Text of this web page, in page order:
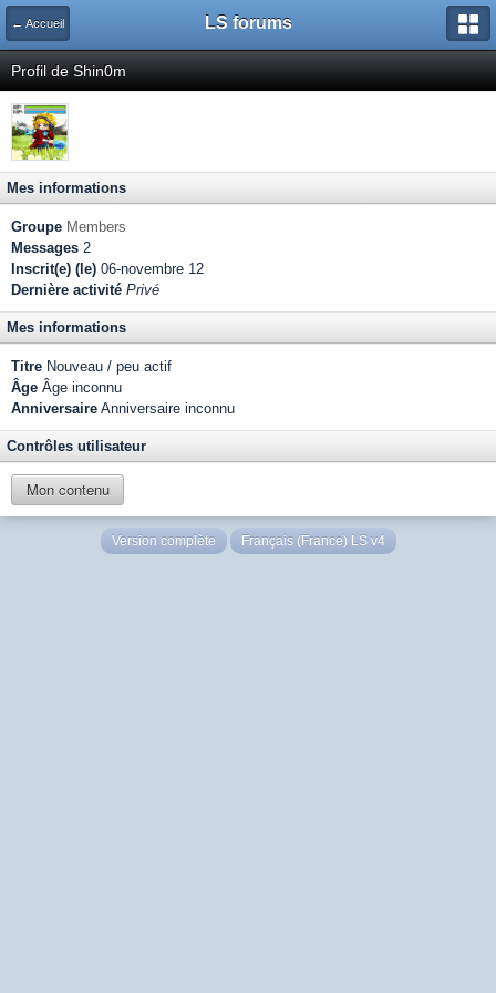
← Accueil LS forums
Profil de Shin0m
Mes informations
Groupe Members
Messages 2
Inscrit(e) (le) 06-novembre 12
Dernière activité Privé
Mes informations
Titre Nouveau / peu actif
Âge Âge inconnu
Anniversaire Anniversaire inconnu
Contrôles utilisateur
Mon contenu
Version complète Français (France) LS v4